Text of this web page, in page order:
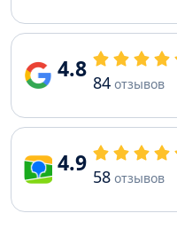
4.8 84 отзывов
4.9 58 отзывов